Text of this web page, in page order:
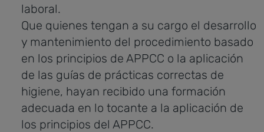
laboral.
Que quienes tengan a su cargo el desarrollo
y mantenimiento del procedimiento basado
en los principios de APPCC o la aplicación
de las guías de prácticas correctas de
higiene, hayan recibido una formación
adecuada en lo tocante a la aplicación de
los principios del APPCC.